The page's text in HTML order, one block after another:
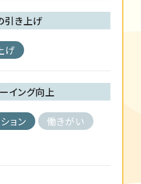
引き上げ
げ
イング向上
ョン
働きがい